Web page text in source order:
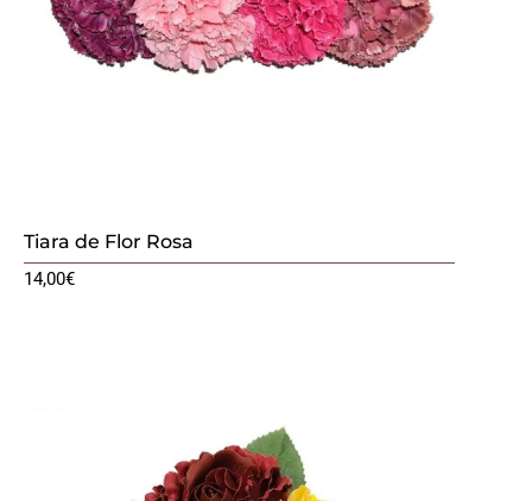
Tiara de Flor Rosa
14,00€